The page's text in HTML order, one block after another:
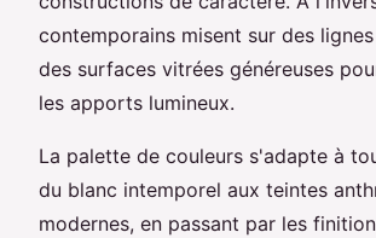
contemporains misent sur des
des surfaces vitrées généreuses
les apports lumineux.
La palette de couleurs s'adapte à
du blanc intemporel aux teintes
modernes, en passant par les